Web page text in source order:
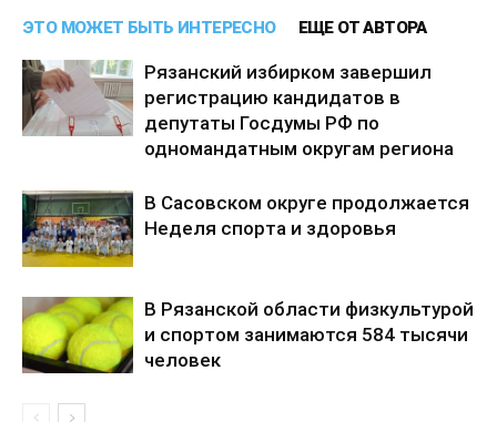
ЭТО МОЖЕТ БЫТЬ ИНТЕРЕСНО ЕЩЕ ОТ АВТОРА
Рязанский избирком завершил
регистрацию кандидатов в
депутаты Госдумы РФ по
одномандатным округам региона
В Сасовском округе продолжается
Неделя спорта и здоровья
В Рязанской области физкультурой
и спортом занимаются 584 тысячи
человек